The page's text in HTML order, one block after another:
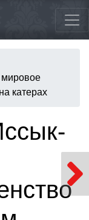
мировое
катерах